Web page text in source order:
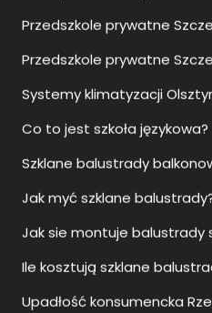
Co to jest szkoła językowa?
Szklane balustrady
Jak myć szklane
Jak sie montuje balustrady
Ile kosztują szklane
Upadłość konsumencka
Upadłość konsumencka
Upadłość konsumencka
Moda ślubna damska